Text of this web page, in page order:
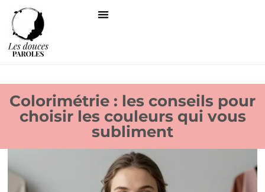
Colorimétrie : les conseils pour
choisir les couleurs qui vous
subliment